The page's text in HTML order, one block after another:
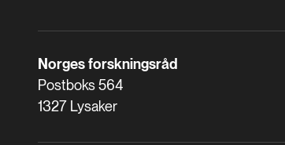
Norges forskningsråd
Postboks 564
1327 Lysaker